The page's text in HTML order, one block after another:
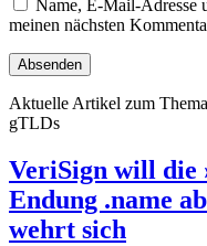
Name, E-Mail-Adresse
meinen nächsten
Aktuelle Artikel zum
gTLDs
VeriSign will die
Endung .name
wehrt sich